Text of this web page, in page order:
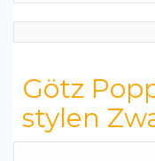
Götz
stylen